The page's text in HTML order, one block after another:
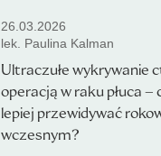
26.03.2026
lek. Paulina Kalman
Ultraczułe wykrywanie
operacją w raku płuca
lepiej przewidywać
wczesnym?